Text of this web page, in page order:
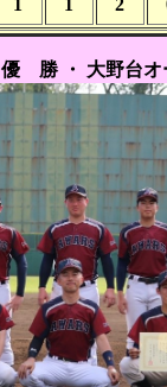
1 1 2
優 勝 ・ 大野台オ